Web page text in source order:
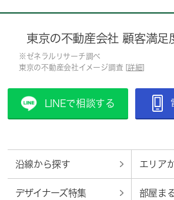
東京の不動産会社 顧客満足
※ゼネラルリサーチ調べ
東京の不動産会社イメージ調査 [ 詳細
LINEで相談する
沿線から探す エリア
デザイナーズ特集 部屋ま